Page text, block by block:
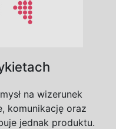
na wizerunek
komunikację oraz
jednak produktu.